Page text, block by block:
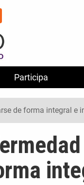
Participa
de forma integral e